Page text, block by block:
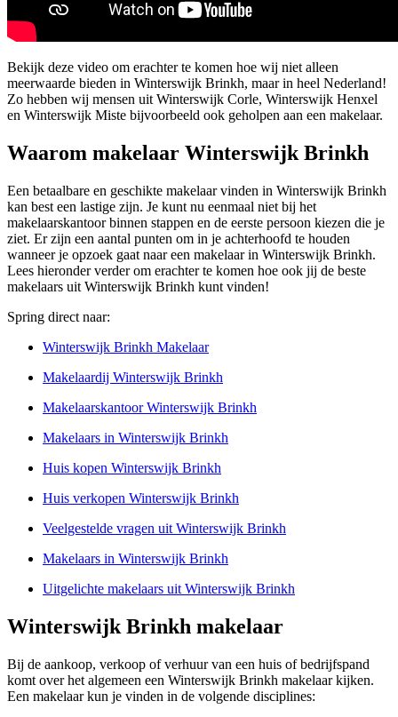
Bekijk deze video om erachter te komen hoe wij niet alleen
meerwaarde bieden in Winterswijk Brinkh, maar in heel Nederland!
Zo hebben wij mensen uit Winterswijk Corle, Winterswijk Henxel
en Winterswijk Miste bijvoorbeeld ook geholpen aan een makelaar.
Waarom makelaar Winterswijk Brinkh
Een betaalbare en geschikte makelaar vinden in Winterswijk Brinkh
kan best een lastige zijn. Je kunt nu eenmaal niet bij het
makelaarskantoor binnen stappen en de eerste persoon kiezen die je
ziet. Er zijn een aantal punten om in je achterhoofd te houden
wanneer je opzoek gaat naar een makelaar in Winterswijk Brinkh.
Lees hieronder verder om erachter te komen hoe ook jij de beste
makelaars uit Winterswijk Brinkh kunt vinden!
Spring direct naar:
Winterswijk Brinkh Makelaar
Makelaardij Winterswijk Brinkh
Makelaarskantoor Winterswijk Brinkh
Makelaars in Winterswijk Brinkh
Huis kopen Winterswijk Brinkh
Huis verkopen Winterswijk Brinkh
Veelgestelde vragen uit Winterswijk Brinkh
Makelaars in Winterswijk Brinkh
Uitgelichte makelaars uit Winterswijk Brinkh
Winterswijk Brinkh makelaar
Bij de aankoop, verkoop of verhuur van een huis of bedrijfspand
komt over het algemeen een Winterswijk Brinkh makelaar kijken.
Een makelaar kun je vinden in de volgende disciplines: